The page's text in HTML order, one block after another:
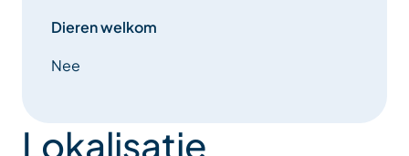
Dieren welkom
Nee
Lokalisatie